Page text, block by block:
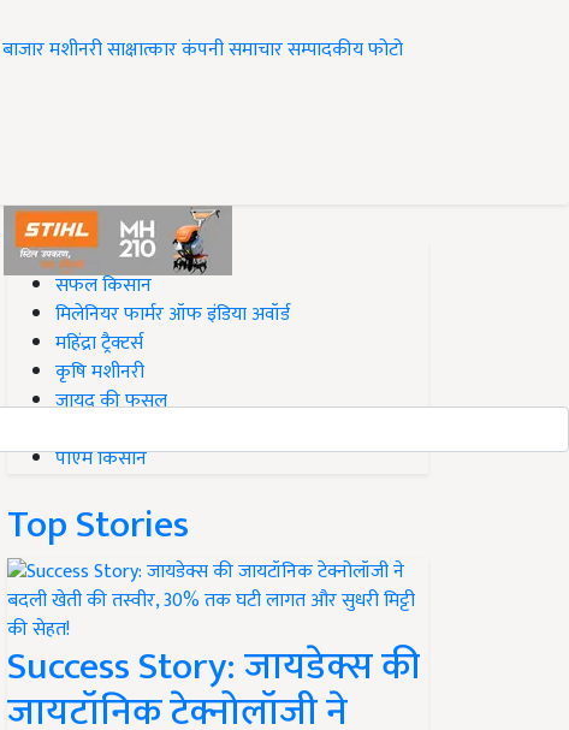
बाजारमशीनरीसाक्षात्कारकंपनी समाचारसम्पादकीयफोटो
#Top on Krishi Jagran
सफल किसान
मिलेनियर फार्मर ऑफ इंडिया अवॉर्ड
महिंद्रा ट्रैक्टर्स
कृषि मशीनरी
जायद की फसल
पीएम किसान
Top Stories
Success Story: जायडेक्स की
जायटॉनिक टेक्नोलॉजी ने